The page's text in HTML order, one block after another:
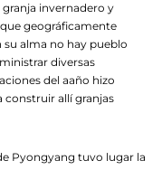
invernadero y
geográficamente
su alma no hay pueblo
diversas
del aaño hizo
construir allí granjas
Pyongyang tuvo lugar la